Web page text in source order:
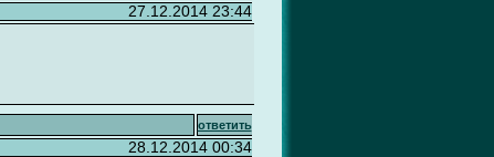
27.12.2014 23:44
ответить
28.12.2014 00:34